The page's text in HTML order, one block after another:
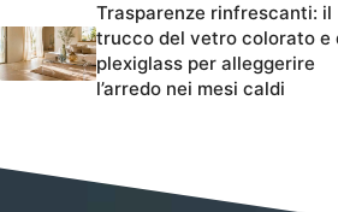
Trasparenze rinfrescanti: il
trucco del vetro colorato e
plexiglass per alleggerire
l’arredo nei mesi caldi